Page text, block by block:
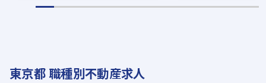
東京都 職種別不動産求人